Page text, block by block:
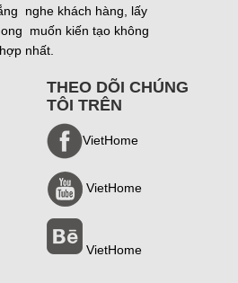
nghe khách hàng, lấy
muốn kiến tạo không
nhất.
THEO DÕI CHÚNG
TÔI TRÊN
VietHome
VietHome
VietHome